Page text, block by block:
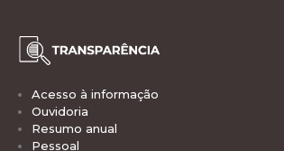
Acesso à informação
Ouvidoria
Resumo anual
Pessoal